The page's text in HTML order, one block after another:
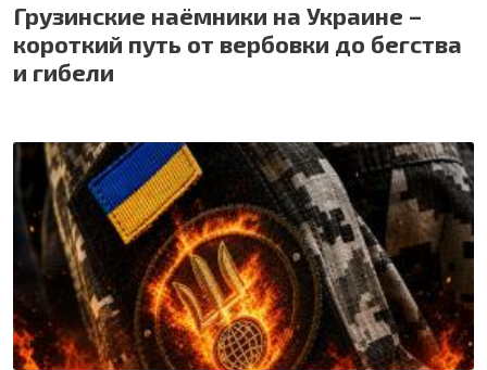
Грузинские наёмники на Украине –
короткий путь от вербовки до бегства
и гибели